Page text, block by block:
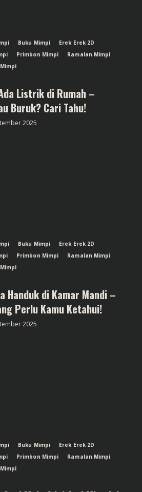
Buku Mimpi
Erek Erek 2D
Primbon Mimpi
Ramalan Mimpi
Listrik di Rumah –
Buruk? Cari Tahu!
2025
Buku Mimpi
Erek Erek 2D
Primbon Mimpi
Ramalan Mimpi
Handuk di Kamar Mandi –
Perlu Kamu Ketahui!
2025
Buku Mimpi
Erek Erek 2D
Primbon Mimpi
Ramalan Mimpi